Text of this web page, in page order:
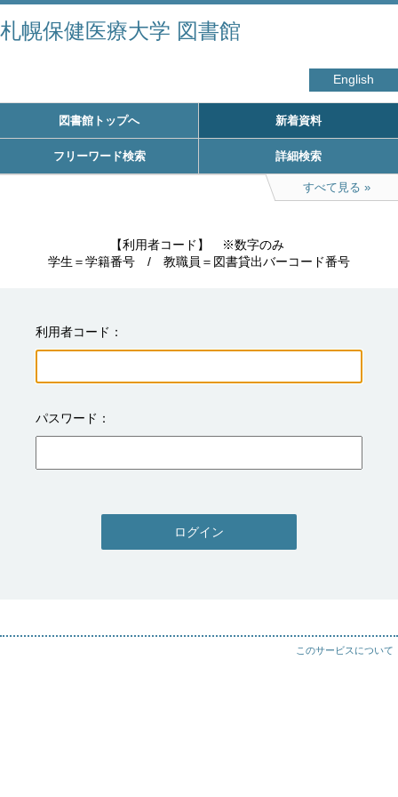
札幌保健医療大学 図書館
English
図書館トップへ 新着資料
フリーワード検索 詳細検索
すべて見る
【利用者コード】　※数字のみ
学生＝学籍番号　/　教職員＝図書貸出バーコード番号
利用者コード
パスワード
ログイン
このサービスについて